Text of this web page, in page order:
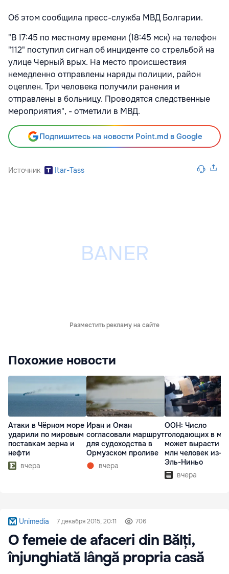
Об этом сообщила пресс-служба МВД Болгарии.
"В 17:45 по местному времени (18:45 мск) на телефон
"112" поступил сигнал об инциденте со стрельбой на
улице Черный врых. На место происшествия
немедленно отправлены наряды полиции, район
оцеплен. Три человека получили ранения и
отправлены в больницу. Проводятся следственные
мероприятия", - отметили в МВД.
Подпишитесь на новости Point.md в Google
Источник Itar-Tass
Разместить рекламу на сайте
Похожие новости
Атаки в Чёрном море
ударили по мировым
поставкам зерна и
нефти
вчера
Иран и Оман
согласовали маршрут
для судоходства в
Ормузском проливе
вчера
ООН: Число
голодающих в
может вырасти
млн человек из-за
Эль-Ниньо
вчера
Unimedia 7 декабря 2015, 20:11 706
O femeie de afaceri din Bălți,
înjunghiată lângă propria casă